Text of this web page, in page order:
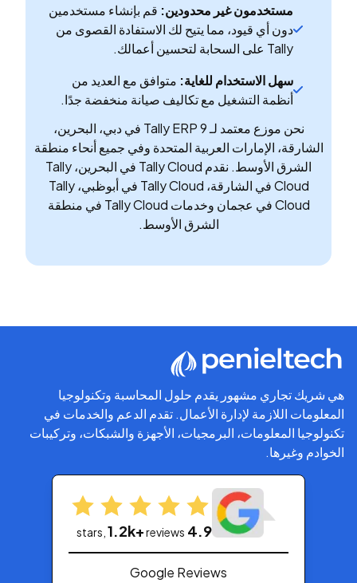
مستخدمون غير محدودين: قم بإنشاء مستخدمين
دون أي قيود، مما يتيح لك الاستفادة القصوى من
Tally على السحابة لتحسين أعمالك.
سهل الاستخدام للغاية: متوافق مع العديد من
أنظمة التشغيل مع تكاليف صيانة منخفضة جدًا.
نحن موزع معتمد لـ Tally ERP 9 في دبي، البحرين،
الشارقة، الإمارات العربية المتحدة وفي جميع أنحاء منطقة
الشرق الأوسط. نقدم Tally Cloud في البحرين، Tally
Cloud في الشارقة، Tally Cloud في أبوظبي، Tally
Cloud في عجمان وخدمات Tally Cloud في منطقة
الشرق الأوسط.
هي شريك تجاري مشهور يقدم حلول المحاسبة وتكنولوجيا
المعلومات اللازمة لإدارة الأعمال. تقدم الدعم والخدمات في
تكنولوجيا المعلومات، البرمجيات، الأجهزة والشبكات، وتركيبات
الخوادم وغيرها.
4.9
stars, 1.2k+reviews
Google Reviews